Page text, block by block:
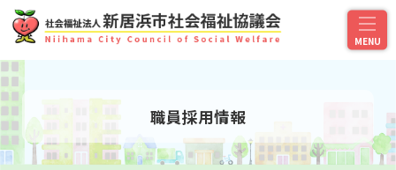
職員採用情報